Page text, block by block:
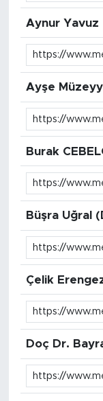
Aynur Yavuz
Ayşe
Burak
Büşra Uğral
Çelik
Doç Dr.